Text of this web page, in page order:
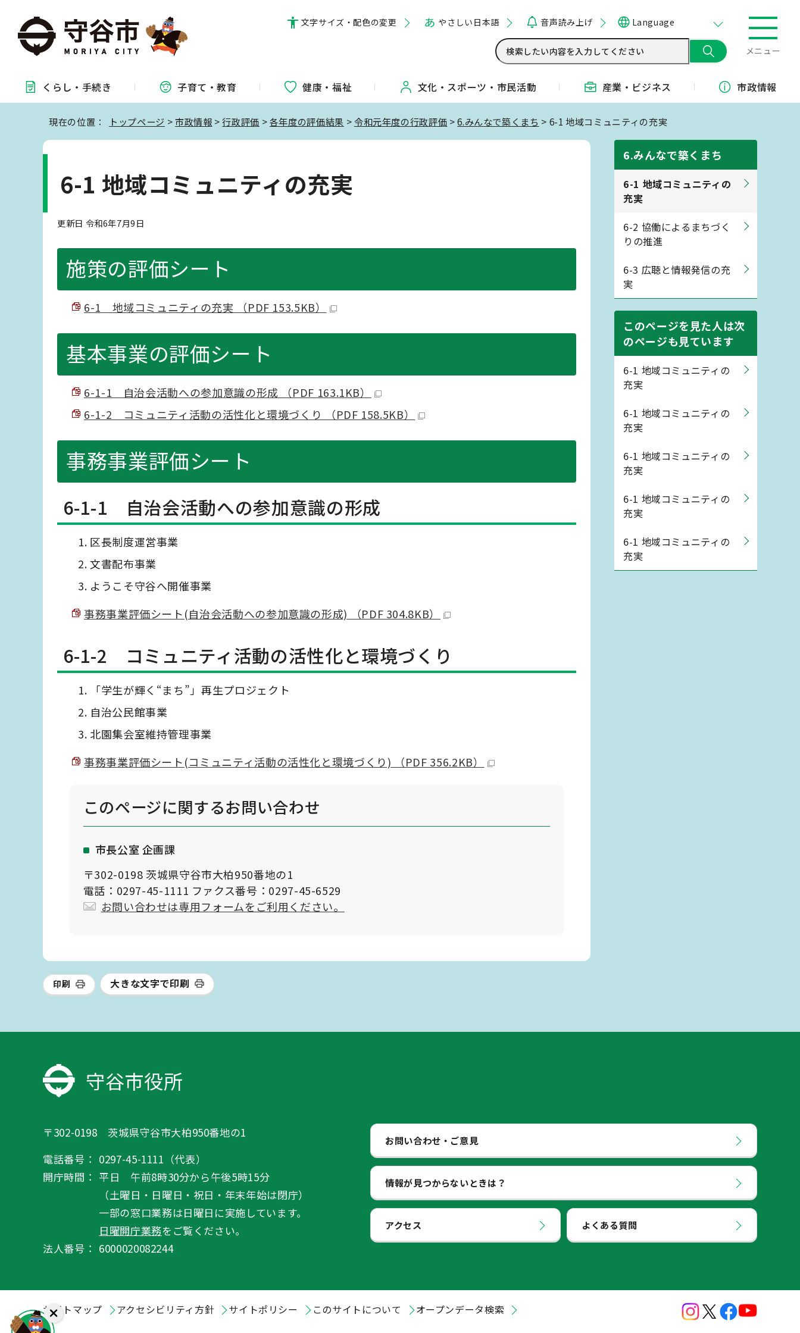
文字サイズ・配色の変更 やさしい日本語 音声読み上げ Language
メニュー
くらし・ 手続き 子育て・教育 健康・福祉 文化・ スポーツ・ 市民活動 産業・ ビジネス 市政情報
現在の位置： トップページ >市政情報 >行政評価 >各年度の評価結果 >令和元年度の行政評価 >6.みんなで築くまち > 6-1 地域コミュニティの充実
6-1 地域コミュニティの充実
更新日 令和6年7月9日
施策の評価シート
6-1 地域コミュニティの充実 （PDF 153.5KB）
基本事業の評価シート
6-1-1 自治会活動への参加意識の形成 （PDF 163.1KB）
6-1-2 コミュニティ活動の活性化と環境づくり （PDF 158.5KB）
事務事業評価シート
6-1-1 自治会活動への参加意識の形成
区長制度運営事業
文書配布事業
ようこそ守谷へ開催事業
事務事業評価シート(自治会活動への参加意識の形成) （PDF 304.8KB）
6-1-2 コミュニティ活動の活性化と環境づくり
「学生が輝く“まち”」再生プロジェクト
自治公民館事業
北園集会室維持管理事業
事務事業評価シート(コミュニティ活動の活性化と環境づくり) （PDF 356.2KB）
このページに関するお問い合わせ
市長公室 企画課
〒302-0198 茨城県守谷市大柏950番地の1
電話：0297-45-1111 ファクス番号：0297-45-6529
お問い合わせは専用フォームをご利用ください。
6.みんなで築くまち
6-1 地域コミュニティの
充実
6-2 協働によるまちづく
りの推進
6-3 広聴と情報発信の充
実
このページを見た人は次
のページも見ています
6-1 地域コミュニティの
充実
6-1 地域コミュニティの
充実
6-1 地域コミュニティの
充実
6-1 地域コミュニティの
充実
6-1 地域コミュニティの
充実
印刷 大きな文字で印刷
守谷市役所
〒302-0198 茨城県守谷市大柏950番地の1
電話番号： 0297-45-1111（代表）
開庁時間： 平日 午前8時30分から午後5時15分
（土曜日・日曜日・祝日・年末年始は閉庁）
一部の窓口業務は日曜日に実施しています。
日曜開庁業務をご覧ください。
法人番号： 6000020082244
お問い合わせ・ご意見
情報が見つからないときは？
アクセス よくある質問
サイトマップ アクセシビリティ方針 サイトポリシー このサイトについて オープンデータ検索